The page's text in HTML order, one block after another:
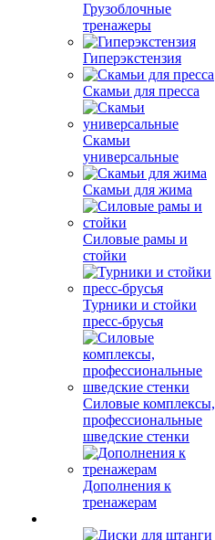
Грузоблочные
тренажеры
Гиперэкстензия
Скамьи для пресса
Скамьи
универсальные
Скамьи для жима
Силовые рамы и
стойки
Турники и стойки
пресс-брусья
Силовые комплексы,
профессиональные
шведские стенки
Дополнения к
тренажерам